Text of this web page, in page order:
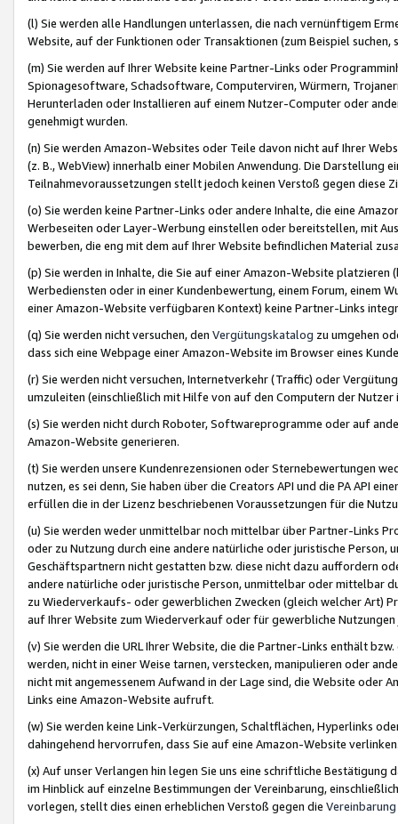
(l) Sie werden alle Handlungen unterlassen, die nach vernünftigem
Website, auf der Funktionen oder Transaktionen (zum Beispiel
(m) Sie werden auf Ihrer Website keine Partner-Links oder
Spionagesoftware, Schadsoftware, Computerviren, Würmern,
Herunterladen oder Installieren auf einem Nutzer-Computer oder
genehmigt wurden.
(n) Sie werden Amazon-Websites oder Teile davon nicht auf Ihrer
(z. B., WebView) innerhalb einer Mobilen Anwendung. Die Darstellung
Teilnahmevoraussetzungen stellt jedoch keinen Verstoß gegen diese
(o) Sie werden keine Partner-Links oder andere Inhalte, die eine
Werbeseiten oder Layer-Werbung einstellen oder bereitstellen, mit
bewerben, die eng mit dem auf Ihrer Website befindlichen Material
(p) Sie werden in Inhalte, die Sie auf einer Amazon-Website
Werbediensten oder in einer Kundenbewertung, einem Forum, einem
einer Amazon-Website verfügbaren Kontext) keine Partner-Links
(q) Sie werden nicht versuchen, den Vergütungskatalog zu umgehen
dass sich eine Webpage einer Amazon-Website im Browser eines
(r) Sie werden nicht versuchen, Internetverkehr (Traffic) oder
umzuleiten (einschließlich mit Hilfe von auf den Computern der
(s) Sie werden nicht durch Roboter, Softwareprogramme oder auf
Amazon-Website generieren.
(t) Sie werden unsere Kundenrezensionen oder Sternebewertungen
nutzen, es sei denn, Sie haben über die Creators API und die PA API
erfüllen die in der Lizenz beschriebenen Voraussetzungen für die
(u) Sie werden weder unmittelbar noch mittelbar über Partner-Links
oder zu Nutzung durch eine andere natürliche oder juristische
Geschäftspartnern nicht gestatten bzw. diese nicht dazu auffordern
andere natürliche oder juristische Person, unmittelbar oder mittelbar
zu Wiederverkaufs- oder gewerblichen Zwecken (gleich welcher Art)
auf Ihrer Website zum Wiederverkauf oder für gewerbliche
(v) Sie werden die URL Ihrer Website, die die Partner-Links enthält
werden, nicht in einer Weise tarnen, verstecken, manipulieren oder
nicht mit angemessenem Aufwand in der Lage sind, die Website oder
Links eine Amazon-Website aufruft.
(w) Sie werden keine Link-Verkürzungen, Schaltflächen, Hyperlinks
dahingehend hervorrufen, dass Sie auf eine Amazon-Website
(x) Auf unser Verlangen hin legen Sie uns eine schriftliche
im Hinblick auf einzelne Bestimmungen der Vereinbarung,
vorlegen, stellt dies einen erheblichen Verstoß gegen die Vereinbarung